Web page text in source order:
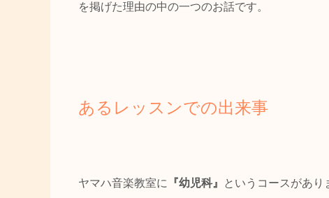
を掲げた理由の中の一つのお話です。
あるレッスンでの出来事
ヤマハ音楽教室に 『幼児科』 というコースがあり